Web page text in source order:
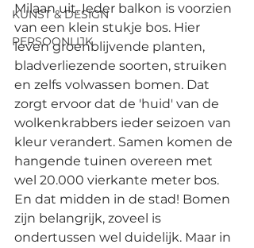
KUNST & DESIGN
PERSOONLIJK
Milaan uit. Ieder balkon is voorzien
van een klein stukje bos. Hier
leven groenblijvende planten,
bladverliezende soorten, struiken
en zelfs volwassen bomen. Dat
zorgt ervoor dat de 'huid' van de
wolkenkrabbers ieder seizoen van
kleur verandert. Samen komen de
hangende tuinen overeen met
wel 20.000 vierkante meter bos.
En dat midden in de stad! Bomen
zijn belangrijk, zoveel is
ondertussen wel duidelijk. Maar in